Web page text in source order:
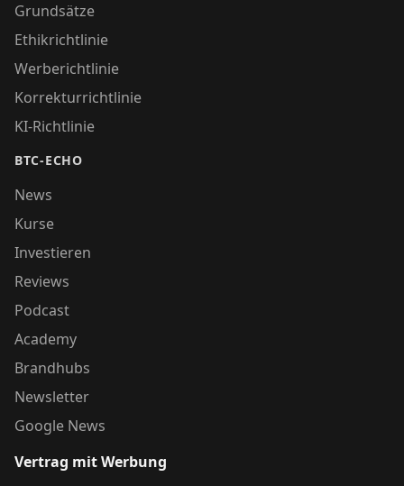
Grundsätze
Ethikrichtlinie
Werberichtlinie
Korrekturrichtlinie
KI-Richtlinie
BTC-ECHO
News
Kurse
Investieren
Reviews
Podcast
Academy
Brandhubs
Newsletter
Google News
Vertrag mit Werbung